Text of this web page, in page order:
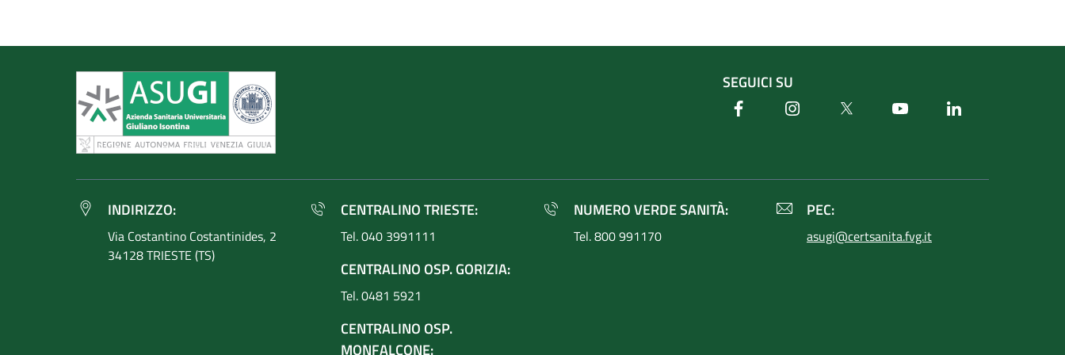
SEGUICI SU
Facebook Instagram Twitter Youtube
INDIRIZZO:
Via Costantino Costantinides, 2
34128 TRIESTE (TS)
CENTRALINO TRIESTE:
Tel. 040 3991111
CENTRALINO OSP. GORIZIA:
Tel. 0481 5921
CENTRALINO OSP.
MONFALCONE:
NUMERO VERDE SANITÀ:
Tel. 800 991170
PEC:
asugi@certsanita.fvg.it